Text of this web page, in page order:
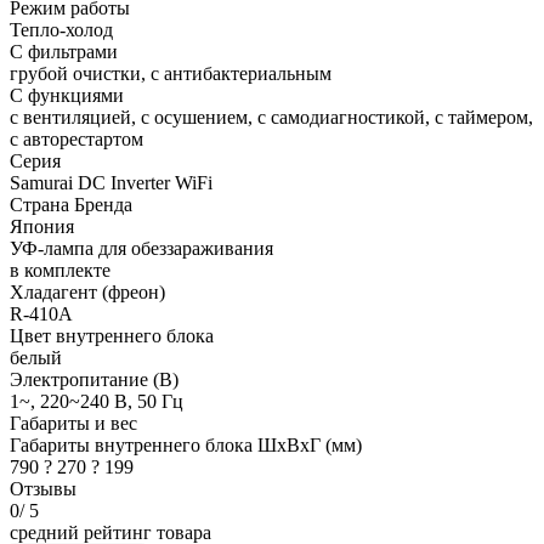
Режим работы
Тепло-холод
С фильтрами
грубой очистки, с антибактериальным
С функциями
с вентиляцией, с осушением, с самодиагностикой, с таймером,
с авторестартом
Серия
Samurai DC Inverter WiFi
Страна Бренда
Япония
УФ-лампа для обеззараживания
в комплекте
Хладагент (фреон)
R-410A
Цвет внутреннего блока
белый
Электропитание (В)
1~, 220~240 В, 50 Гц
Габариты и вес
Габариты внутреннего блока ШхВхГ (мм)
790 ? 270 ? 199
Отзывы
0/ 5
средний рейтинг товара